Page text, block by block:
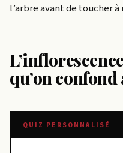
l’arbre avant de toucher à
qu’on
QUIZ PERSONNALISÉ